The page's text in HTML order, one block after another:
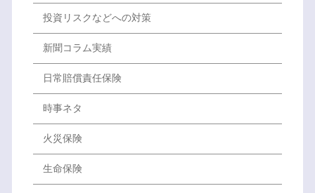
投資リスクなどへの対策
新聞コラム実績
日常賠償責任保険
時事ネタ
火災保険
生命保険